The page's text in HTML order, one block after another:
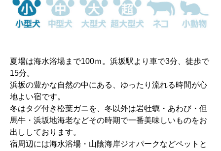
夏場は海水浴場まで100ｍ。浜坂駅より車で3分、徒歩で
15分。
浜坂の豊かな自然の中にある、ゆったり流れる時間が心
地よい宿です。
冬はタグ付き松葉ガニを、冬以外は岩牡蠣・あわび・但
馬牛・浜坂地海老などその時期で一番美味しいものをお
出ししております。
宿周辺には海水浴場・山陰海岸ジオパークなどペットと